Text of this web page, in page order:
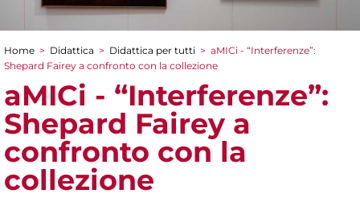
Tu sei qui
Home > Didattica > Didattica per tutti > aMICi - “Interferenze”:
Shepard Fairey a confronto con la collezione
aMICi - “Interferenze”:
Shepard Fairey a
confronto con la
collezione